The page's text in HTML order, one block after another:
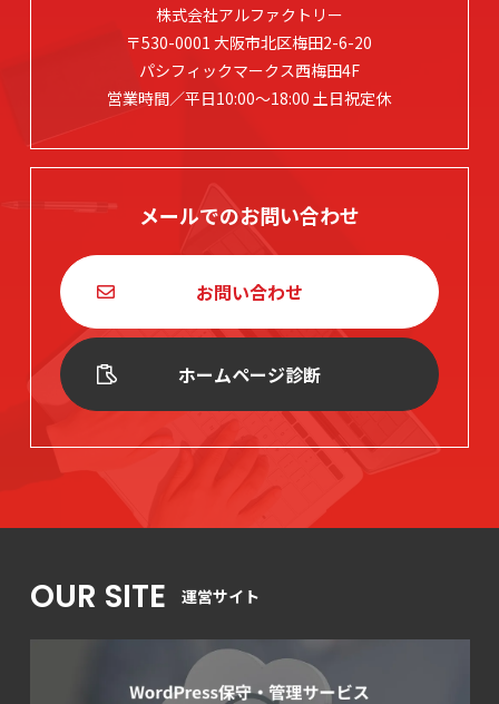
株式会社アルファクトリー
〒530-0001 大阪市北区梅田2-6-20
パシフィックマークス西梅田4F
営業時間／平日10:00～18:00 土日祝定休
メールでのお問い合わせ
お問い合わせ
ホームページ診断
OUR SITE 運営サイト